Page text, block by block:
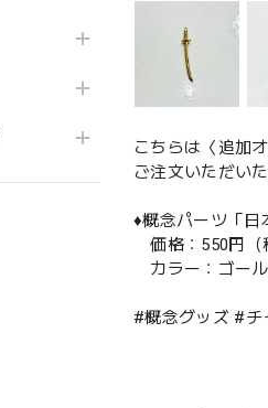
こちらは〈追加
ご注文いただい
♦️概念パーツ「日
価格：550円（
カラー：ゴー
#概念グッズ #チ